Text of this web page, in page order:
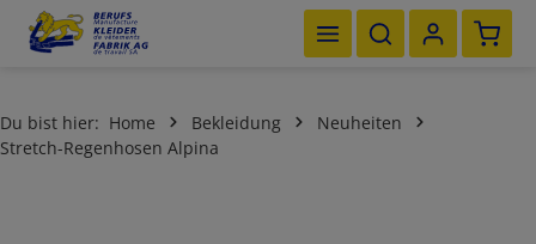
Zum Hauptinhalt springen
Du bist hier: Home Bekleidung
Neuheiten
Stretch-Regenhosen Alpina